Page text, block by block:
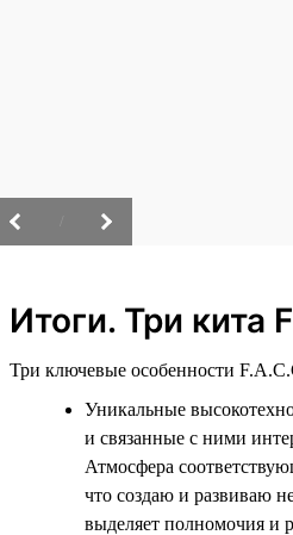
Итоги. Три кита
Три ключевые особенности
Уникальные
и связанные с ними
Атмосфера
что создаю и развиваю
выделяет полномочия и